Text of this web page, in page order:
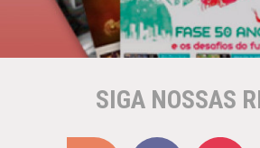
SIGA NOSSAS